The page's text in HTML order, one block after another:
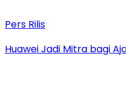
Pers Rilis
Huawei Jadi Mitra bagi